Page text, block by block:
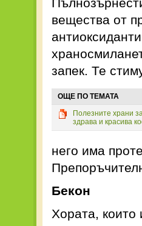
вещества от
запек. Те
ОЩЕ ПО ТЕМАТА
Полезните храни
здрава и красива
него има
Бекон
Хората, които